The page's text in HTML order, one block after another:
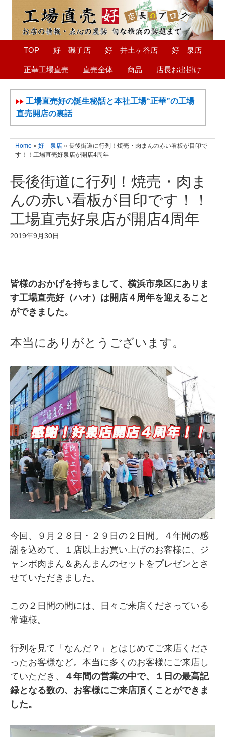
TOP 好 磯子店 好 井土ヶ谷店 好 泉店
正華工場直売 直売全体 商品 店長お出掛け
工場直売好の誕生秘話と本社工場“正華”の工場
直売開店の裏話
Home » 好 泉店 » 長後街道に行列！焼売・肉まんの赤い看板が目印で
す！！工場直売好泉店が開店4周年
長後街道に行列！焼売・肉ま
んの赤い看板が目印です！！
工場直売好泉店が開店4周年
2019年9月30日
皆様のおかげを持ちまして、横浜市泉区にありま
す工場直売好（ハオ）は開店４周年を迎えること
ができました。
本当にありがとうございます。
今回、９月２８日・２９日の２日間。４年間の感
謝を込めて、１店以上お買い上げのお客様に、ジ
ャンボ肉まん＆あんまんのセットをプレゼンとさ
せていただきました。
この２日間の間には、日々ご来店くださっている
常連様。
行列を見て「なんだ？」とはじめてご来店くださ
ったお客様など。本当に多くのお客様にご来店し
ていただき、
４年間の営業の中で、１日の最高記
録となる数の、お客様にご来店頂くことができま
した。